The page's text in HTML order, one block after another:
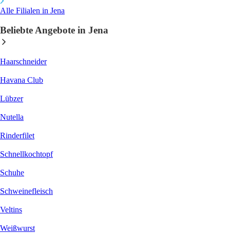
Alle Filialen in Jena
Beliebte Angebote in Jena
Haarschneider
Havana Club
Lübzer
Nutella
Rinderfilet
Schnellkochtopf
Schuhe
Schweinefleisch
Veltins
Weißwurst